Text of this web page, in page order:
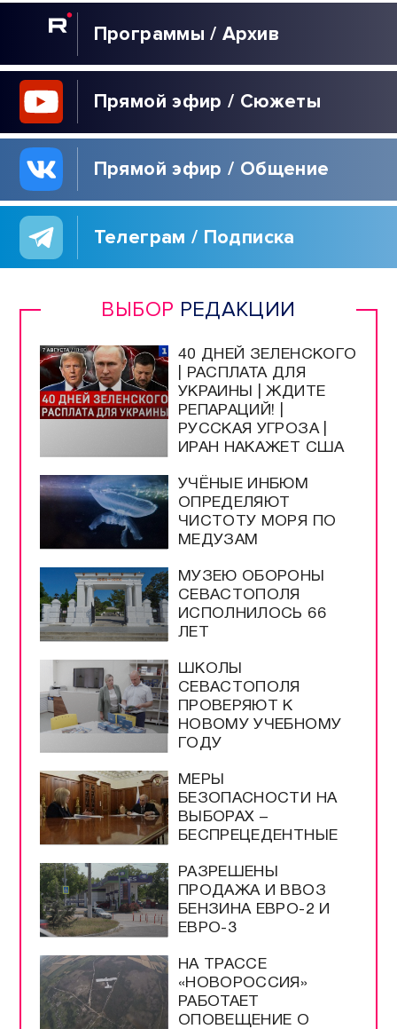
Программы / Архив
Прямой эфир / Сюжеты
Прямой эфир / Общение
Телеграм / Подписка
ВЫБОР РЕДАКЦИИ
40 ДНЕЙ ЗЕЛЕНСКОГО
| РАСПЛАТА ДЛЯ
УКРАИНЫ | ЖДИТЕ
РЕПАРАЦИЙ! |
РУССКАЯ УГРОЗА |
ИРАН НАКАЖЕТ США
УЧЁНЫЕ ИНБЮМ
ОПРЕДЕЛЯЮТ
ЧИСТОТУ МОРЯ ПО
МЕДУЗАМ
МУЗЕЮ ОБОРОНЫ
СЕВАСТОПОЛЯ
ИСПОЛНИЛОСЬ 66
ЛЕТ
ШКОЛЫ
СЕВАСТОПОЛЯ
ПРОВЕРЯЮТ К
НОВОМУ УЧЕБНОМУ
ГОДУ
МЕРЫ
БЕЗОПАСНОСТИ НА
ВЫБОРАХ –
БЕСПРЕЦЕДЕНТНЫЕ
РАЗРЕШЕНЫ
ПРОДАЖА И ВВОЗ
БЕНЗИНА ЕВРО-2 И
ЕВРО-3
НА ТРАССЕ
«НОВОРОССИЯ»
РАБОТАЕТ
ОПОВЕЩЕНИЕ О